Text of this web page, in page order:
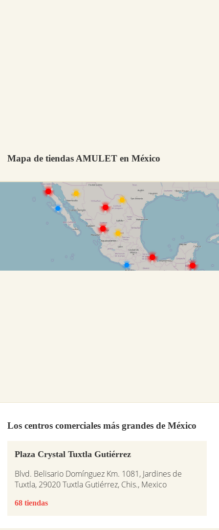
Mapa de tiendas AMULET en México
Los centros comerciales más grandes de México
Plaza Crystal Tuxtla Gutiérrez
Blvd. Belisario Domínguez Km. 1081, Jardines de
Tuxtla, 29020 Tuxtla Gutiérrez, Chis., Mexico
68 tiendas